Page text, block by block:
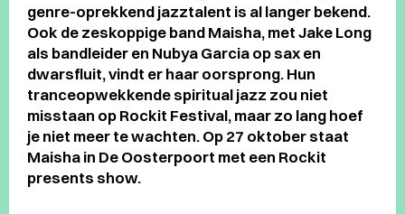
genre-oprekkend jazztalent is al langer bekend.
Ook de zeskoppige band Maisha, met Jake Long
als bandleider en Nubya Garcia op sax en
dwarsfluit, vindt er haar oorsprong. Hun
tranceopwekkende spiritual jazz zou niet
misstaan op Rockit Festival, maar zo lang hoef
je niet meer te wachten. Op 27 oktober staat
Maisha in De Oosterpoort met een Rockit
presents show.